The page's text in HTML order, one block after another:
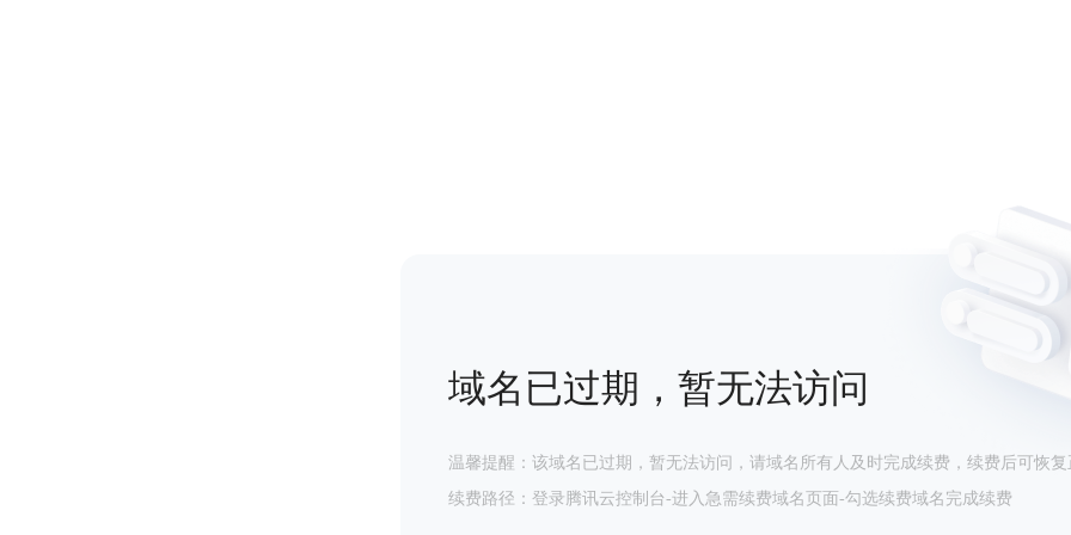
域名已过期，暂无法访问
温馨提醒：该域名已过期，暂无法访问，请域名所有人及时完成续费，续费后可恢复
续费路径：登录腾讯云控制台-进入急需续费域名页面-勾选续费域名完成续费